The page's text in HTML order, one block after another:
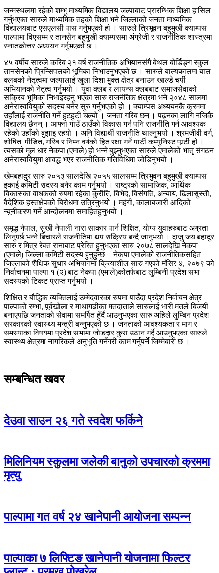
जन्मस्थलमा रहेको शम्भु माध्यमिक विद्यालय जल्पाबाट प्रारम्भिक शिक्षा हासिल
गर्नुभएका सारुले माध्यमिक तहको शिक्षा भने जिल्लाको जनता माध्यमिक
विद्यालयबाट एसएलसी पास गर्नुभएको हो । सारुले त्रिभूवन बहुमुखी क्याम्पस
पाल्पामा विएसम्म र तानसेन बहुमुखी क्याम्पसमा अंग्रेजी र राजनीतिक शास्त्रमा
स्नातकोत्तर अध्ययन गर्नुभएको छ ।
४५ वर्षीय सारुले करिब २१ वर्ष राजनीतिक अभियानसंगै बेथल बोर्डिङ्ग स्कुल
तानसेनको प्रिन्सिपलको भूमिका निभाउनुभएको छ । सारुले बाल्यकालमा बाल
क्लबको नेतृत्वमा जल्पालाई खुला दिशा मुक्त क्षेत्र बनाउन खाल्डे चर्पी
अभियानको नेतृत्व गर्नुभयो । युवा क्लब र लायन्स क्लबबाट समाजसेवाको
सक्रिय भूमिका निभाइरहनु भएका सारु राजनैतिक क्षेत्रमा भने २०४८ सालमा
अनेरास्ववियुको सदस्य बनेर सुरु गर्नुभएको हो । क्याम्पस अध्ययनकै क्रममा
उहाँलाई राजनीति गर्ने हुटहुटी चल्यो । जनता गरिब छन् । पढ्नका लागि नजिकै
विद्यालय छैनन् । आफ्नो गाउँ ठाउँको विकास गर्न पनि राजनीति गर्न आवश्यक
रहेको उहाँको बुझाइ रहयो । अनि विद्यार्र्थी राजनीति थाल्नुभयो । श्रमजीवी वर्ग,
शोषित, पीडित, गरिब र निम्न वर्गको हित रक्षा गर्ने पार्टी कम्युनिस्ट पार्र्टी हो ।
त्यसको मूल धार नेकपा (एमाले) हो भन्ने बुझ्नुभएका सारुले एमालेको भातृ संगठन
अनेरास्ववियुमा आवद्ध भएर राजनीतिक गतिविधिमा जोडिनुभयो ।
खेमबहादुर सारु २०५३ सालदेखि २०५५ सालसम्म त्रिभुवन बहुमुखी क्याम्पस
इकाई कमिटी सदस्य बनेर काम गर्नुभयो । राष्ट्रको सामाजिक, आर्थिक
विकासका वाधकको रुपमा रहेका कुरीति, विभेद, विसंगति, अन्याय, ढिलासुस्ती,
वैदेशिक हस्तक्षेपको बिरोधमा उत्रिनुभयो । महंगी, कालाबजारी आदिको
न्यूनीकरण गर्ने आन्दोलनमा समाहितहुनुभयो ।
समृद्ध नेपाल, सुखी नेपाली नारा साकार पार्न शिक्षित, योग्य युवाहरुबाट अग्रता
लिनुपर्छ भन्ने बिचारले राजनीतिमा थप सक्रिय बन्दै जानुभयो । दाजु जय बहादुर
सारु र मित्र रेवत रानाबाट प्रेरित हुनुभएका सारु २०७८ सालदेखि नेकपा
(एमाले) जिल्ला कमिटी सदस्य हुनुहुन्छ । नेकपा एमालेको राजनीतिकसहित
जिल्लाको शैक्षिक सुधार अभियानमा क्रियाशील सारु गएको मंसिर ४, २०७९ को
निर्वाचनमा पाल्पा १ (२) बाट नेकपा (एमाले)कोतर्फबाट लुम्बिनी प्रदेश सभा
सदस्यको टिकट प्राप्त गर्नुभयो ।
शिक्षित र बौद्धिक व्यक्तिलाई उम्मेदवारका रुपमा पाउँदा प्रदेश निर्वाचन क्षेत्र
पाल्पाको रम्भा, पूर्वखोला र माथागढीका मतदाताले सारुलाई भारी मतले बिजयी
बनाएपछि जनताको सेवामा समर्पित हुँर्दै आउनुभएका सारु अहिले लुम्बिन प्रदेश
सरकारको स्वास्थ्य मन्त्री बन्नुभएको छ । जनताको आवश्यकता र माग र
समस्याका विषयमा प्रदेश सभामा जोडदार कुरा उठान गर्दै आउनुभएका सारुले
स्वास्थ्य क्षेत्रमा नागरिकले अनुभूति गर्नेगरी काम गर्नुपर्ने जिम्मेबारी छ ।
सम्बन्धित खवर
देउवा साउन २६ गते स्वदेश फर्किने
मिलिनियम स्कुलमा जलेकी बानुको उपचारको क्रममा
मृत्यु
पाल्पामा गत वर्ष २४ खानेपानी आयोजना सम्पन्न
पाल्पाका ७ लिफ्टिङ खानेपानी योजनामा फिल्टर